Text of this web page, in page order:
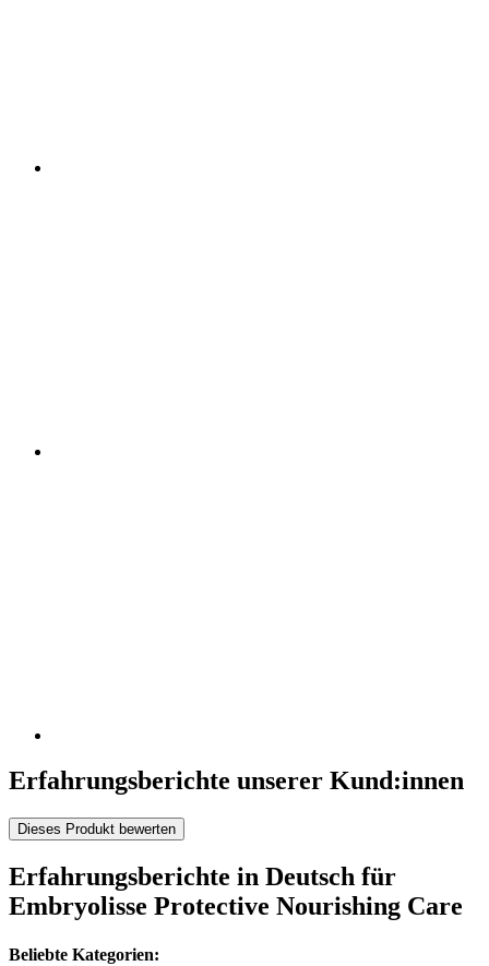
Erfahrungsberichte unserer Kund:innen
Dieses Produkt bewerten
Erfahrungsberichte in Deutsch für
Embryolisse Protective Nourishing Care
Beliebte Kategorien: